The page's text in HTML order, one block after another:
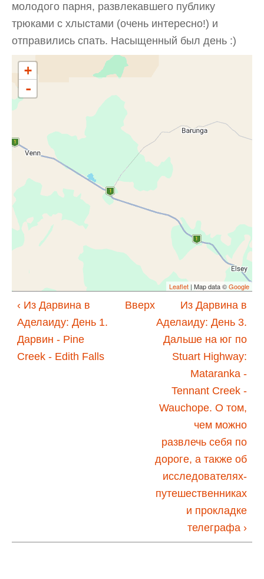
молодого парня, развлекавшего публику
трюками с хлыстами (очень интересно!) и
отправились спать. Насыщенный был день :)
+
-
Leaflet | Map data ©Google
‹ Из Дарвина в
Аделаиду: День 1.
Дарвин - Pine
Creek - Edith Falls
Вверх
Из Дарвина в
Аделаиду: День 3.
Дальше на юг по
Stuart Highway:
Mataranka -
Tennant Creek -
Wauchope. О том,
чем можно
развлечь себя по
дороге, а также об
исследователях-
путешественниках
и прокладке
телеграфа ›